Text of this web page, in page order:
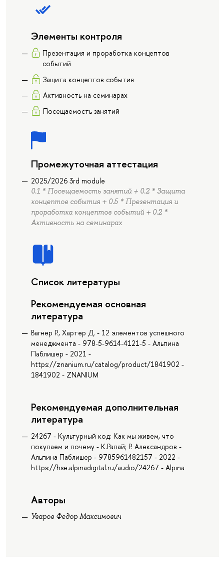
Элементы контроля
Презентация и проработка концептов
событий
Защита концептов события
Активность на семинарах
Посещаемость занятий
Промежуточная аттестация
2025/2026 3rd module
0.1 * Посещаемость занятий + 0.2 * Защита
концептов события + 0.5 * Презентация и
проработка концептов событий + 0.2 *
Активность на семинарах
Список литературы
Рекомендуемая основная
литература
Вагнер Р., Хартер Д. - 12 элементов успешного
менеджмента - 978-5-9614-4121-5 - Альпина
Паблишер - 2021 -
https://znanium.ru/catalog/product/1841902 -
1841902 - ZNANIUM
Рекомендуемая дополнительная
литература
24267 - Культурный код: Как мы живем, что
покупаем и почему - К.Рапай; Р. Александров -
Альпина Паблишер - 9785961482157 - 2022 -
https://hse.alpinadigital.ru/audio/24267 - Alpina
Авторы
Уваров Федор Максимович